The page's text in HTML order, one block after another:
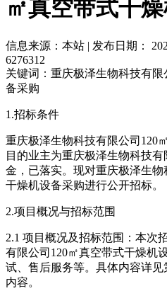
㎡真空带式干
信息来源：本站 | 发布日期：
6276312
关键词：重庆极泽生物科技有
备采购
1.招标条件
重庆极泽生物科技有限公司120
目的业主为重庆极泽生物科技
金，已落实。现对重庆极泽生
干燥机设备采购进行公开招标。
2.项目概况与招标范围
2.1 项目概况及招标范围：本次
有限公司120㎡真空带式干燥机
试、售后服务等。具体内容详
内容。